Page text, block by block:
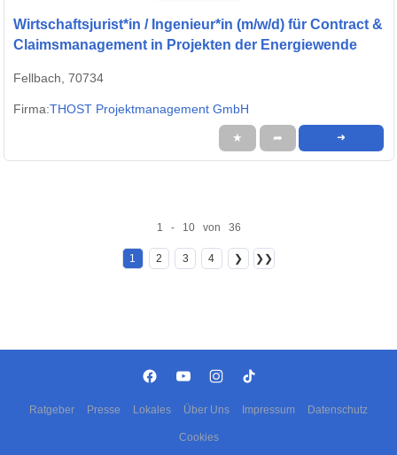
Wirtschaftsjurist*in / Ingenieur*in (m/w/d) für Contract &
Claimsmanagement in Projekten der Energiewende
Fellbach, 70734
Firma:THOST Projektmanagement GmbH
★ ➦ ➜
1 - 10 von 36
1 2 3 4 ❯ ❯❯
Ratgeber Presse Lokales Über Uns Impressum Datenschutz
Cookies